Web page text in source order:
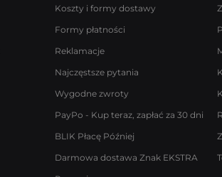
Koszty i formy dostawy
Formy płatności
Reklamacje
Najczęstsze pytania
Wygodne zwroty
PayPo - Kup teraz, zapłać za 30 dni
BLIK Płacę Później
Darmowa dostawa Znak EKSTRA